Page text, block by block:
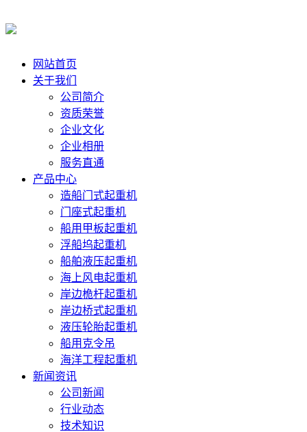
网站首页
关于我们
公司简介
资质荣誉
企业文化
企业相册
服务直通
产品中心
造船门式起重机
门座式起重机
船用甲板起重机
浮船坞起重机
船舶液压起重机
海上风电起重机
岸边桅杆起重机
岸边桥式起重机
液压轮胎起重机
船用克令吊
海洋工程起重机
新闻资讯
公司新闻
行业动态
技术知识